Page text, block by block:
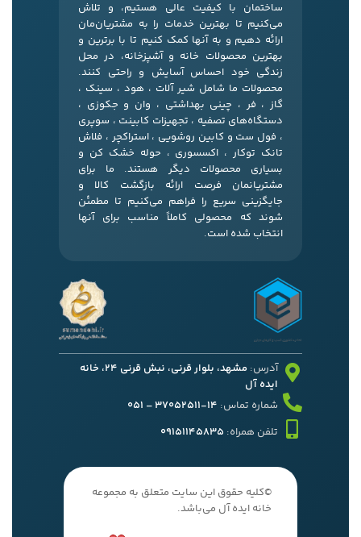
ساختمان با کیفیت عالی هستیم، و تلاش
می‌کنیم تا بهترین خدمات را به مشتریان‌مان
ارائه دهیم و به آنها کمک کنیم تا با برترین و
بهترین محصولات خانه و آشپزخانه، در محل
زندگی خود احساس آسایش و راحتی کنند.
محصولات ما شامل شیر آلات ، هود ، سینک ،
گاز ، فر ، چینی بهداشتی ، وان و جکوزی ،
دستگاه‌های تصفیه ، تجهیزات کابینت ، سوپری
، فول ست و کابین روشویی ، استراکچر ، فلاش
تانک توکار ، اکسسوری ، حوله خشک کن و
بسیاری محصولات دیگر هستند. ما برای
مشتریانمان فرصت ارائه بازگشت کالا و
جایگزینی سریع را فراهم می‌کنیم تا مطمئن
شوند که محصولی کاملاً مناسب برای آنها
انتخاب شده است.
آدرس:
مشهد، بلوار قرنی، نبش قرنی 24، خانه
ایده آل
شماره تماس: 14-37052511 – 051
تلفن همراه: 09151145835
©کلیه حقوق این سایت متعلق به مجموعه
خانه ایده آل می‌باشد.